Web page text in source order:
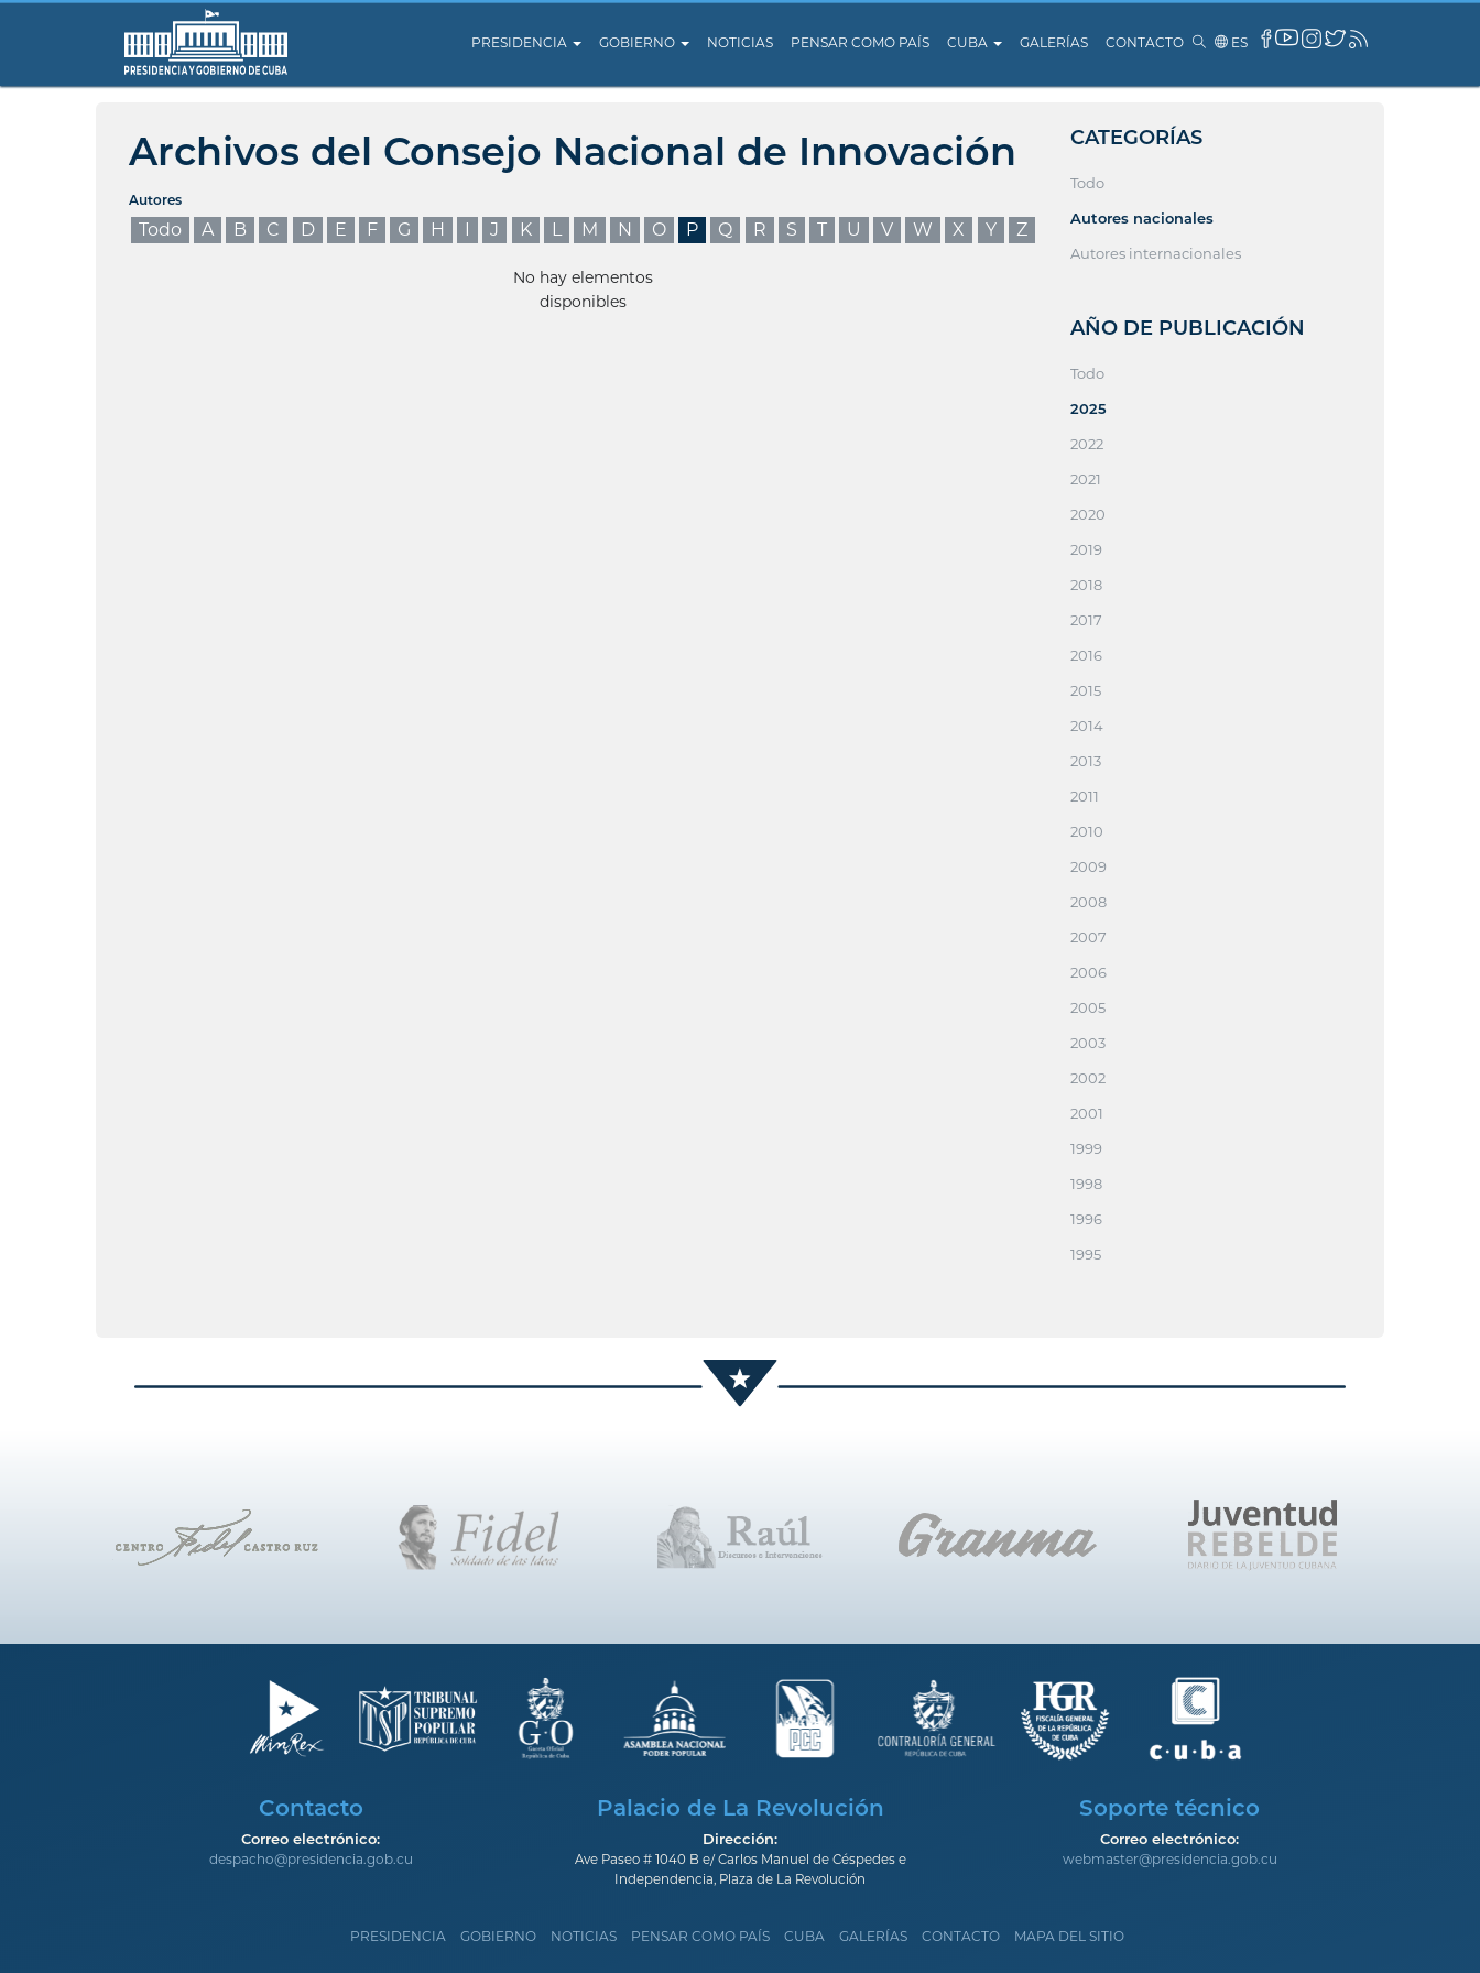
PRESIDENCIA GOBIERNO NOTICIAS PENSAR COMO PAÍS CUBA GALERÍAS CONTACTO ES
Archivos del Consejo Nacional de Innovación
Autores
Todo A B C D E F G H I J K L M N O P Q R S T U V W X Y Z
No hay elementos
disponibles
CATEGORÍAS
Todo
Autores nacionales
Autores internacionales
AÑO DE PUBLICACIÓN
Todo
2025
2022
2021
2020
2019
2018
2017
2016
2015
2014
2013
2011
2010
2009
2008
2007
2006
2005
2003
2002
2001
1999
1998
1996
1995
Contacto
Correo electrónico:
despacho@presidencia.gob.cu
Palacio de La Revolución
Dirección:
Ave Paseo # 1040 B e/ Carlos Manuel de Céspedes e
Independencia, Plaza de La Revolución
Soporte técnico
Correo electrónico:
webmaster@presidencia.gob.cu
PRESIDENCIA GOBIERNO NOTICIAS PENSAR COMO PAÍS CUBA GALERÍAS CONTACTO MAPA DEL SITIO